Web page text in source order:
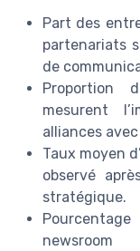
Part des
partenariats
de
Proportion
mesurent
alliances
Taux moyen
observé
stratégique.